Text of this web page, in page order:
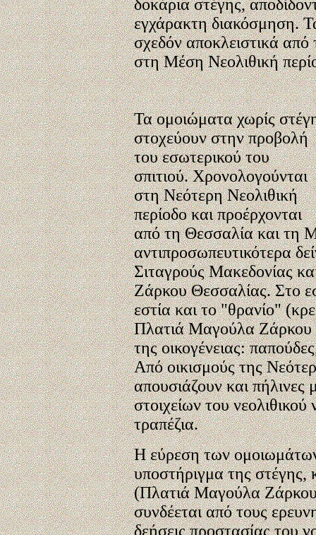
δοκάρια στέγης,
εγχάρακτη διακόσμηση.
σχεδόν αποκλειστικά
στη Μέση Νεολιθική
Τα ομοιώματα χωρίς
στοχεύουν στην προβολή
του εσωτερικού του
σπιτιού. Χρονολογούνται
στη Νεότερη Νεολιθική
περίοδο και προέρχονται
από τη Θεσσαλία και τη
αντιπροσωπευτικότερα
Σιταγρούς Μακεδονίας
Ζάρκου Θεσσαλίας. Στο
εστία και το "θρανίο"
Πλατιά Μαγούλα Ζάρκου
της οικογένειας:
Από οικισμούς της
απουσιάζουν και πήλινες
στοιχείων του
τραπέζια.
Η εύρεση των
υποστήριγμα της
(Πλατιά Μαγούλα
συνδέεται από τους
δεήσεις προστασίας του